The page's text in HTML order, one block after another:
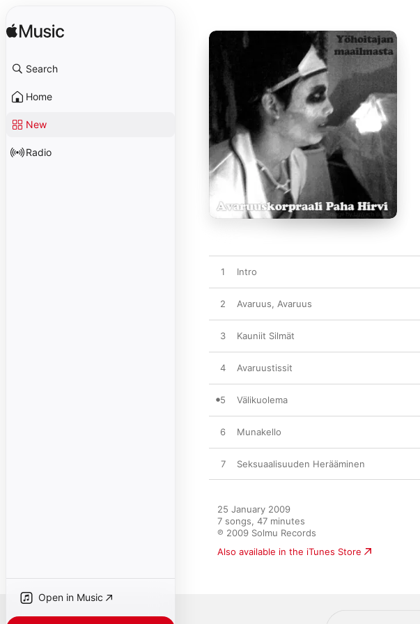
Search
Home
New
Radio
Open in Music
1 Intro
2 Avaruus, Avaruus
3 Kauniit Silmät
4 Avaruustissit
5 Välikuolema
6 Munakello
7 Seksuaalisuuden Herääminen
25 January 2009
7 songs, 47 minutes
℗ 2009 Solmu Records
Also available in the iTunes Store